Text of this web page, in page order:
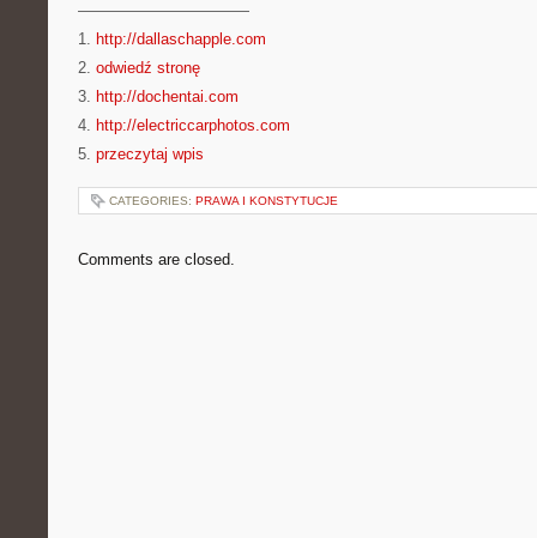
———————————
1. http://dallaschapple.com
2. odwiedź stronę
3. http://dochentai.com
4. http://electriccarphotos.com
5. przeczytaj wpis
CATEGORIES: PRAWA I KONSTYTUCJE
Comments are closed.